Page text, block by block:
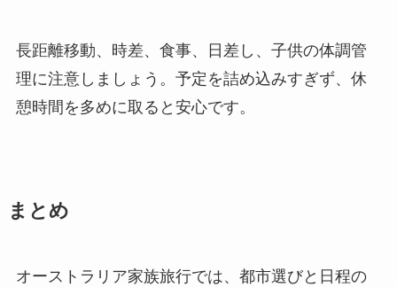
長距離移動、時差、食事、日差し、子供の体調管
理に注意しましょう。予定を詰め込みすぎず、休
憩時間を多めに取ると安心です。
まとめ
オーストラリア家族旅行では、都市選びと日程の